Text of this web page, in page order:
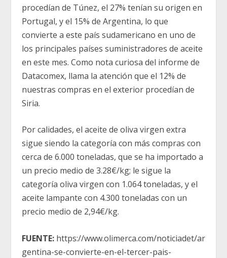
procedían de Túnez, el 27% tenían su origen en
Portugal, y el 15% de Argentina, lo que
convierte a este país sudamericano en uno de
los principales países suministradores de aceite
en este mes. Como nota curiosa del informe de
Datacomex, llama la atención que el 12% de
nuestras compras en el exterior procedían de
Siria.
Por calidades, el aceite de oliva virgen extra
sigue siendo la categoría con más compras con
cerca de 6.000 toneladas, que se ha importado a
un precio medio de 3.28€/kg; le sigue la
categoría oliva virgen con 1.064 toneladas, y el
aceite lampante con 4.300 toneladas con un
precio medio de 2,94€/kg.
FUENTE: https://www.olimerca.com/noticiadet/ar
gentina-se-convierte-en-el-tercer-pais-